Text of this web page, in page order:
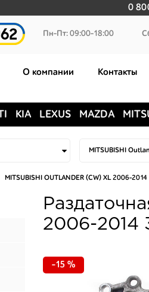
0
Пн-Пт: 09:00-18:00
О компании Контакты
KIA LEXUS MAZDA
MITSUBISHI OUTLANDER (CW) XL 2006-2014
2006-2014
-15 %